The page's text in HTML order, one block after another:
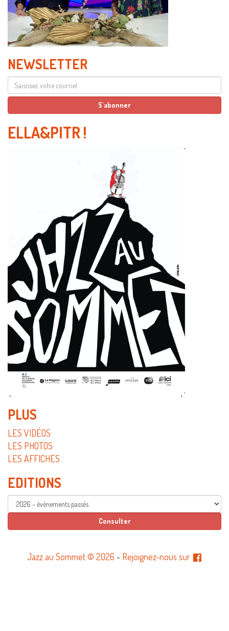
NEWSLETTER
ELLA&PITR !
PLUS
LES VIDÉOS
LES PHOTOS
LES AFFICHES
EDITIONS
Jazz au Sommet © 2026 - Rejoignez-nous sur